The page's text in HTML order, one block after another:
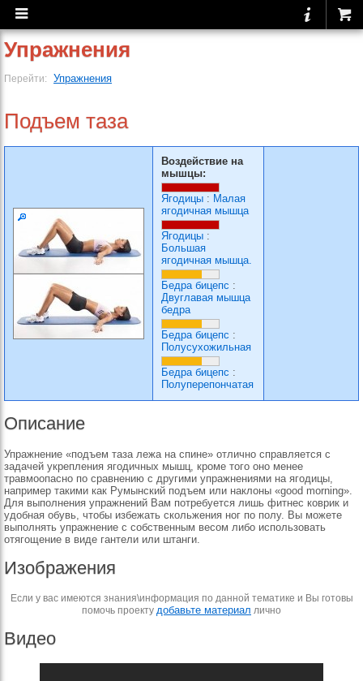
Упражнения
Перейти: Упражнения
Подъем таза
Воздействие на
мышцы:
Ягодицы : Малая
ягодичная мышца
Ягодицы :
Большая
ягодичная мышца.
Бедра бицепс :
Двуглавая мышца
бедра
Бедра бицепс :
Полусухожильная
Бедра бицепс :
Полуперепончатая
Описание
Упражнение «подъем таза лежа на спине» отлично справляется с
задачей укрепления ягодичных мышц, кроме того оно менее
травмоопасно по сравнению с другими упражнениями на ягодицы,
например такими как Румынский подъем или наклоны «good morning».
Для выполнения упражнений Вам потребуется лишь фитнес коврик и
удобная обувь, чтобы избежать скольжения ног по полу. Вы можете
выполнять упражнение с собственным весом либо использовать
отягощение в виде гантели или штанги.
Изображения
Если у вас имеются знания\информация по данной тематике и Вы готовы
помочь проекту добавьте материал лично
Видео